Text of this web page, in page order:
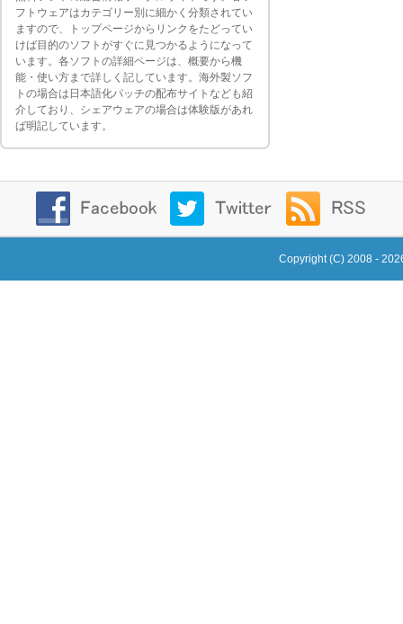
フトウェアはカテゴリー別に細かく分類されてい
ますので、トップページからリンクをたどってい
けば目的のソフトがすぐに見つかるようになって
います。各ソフトの詳細ページは、概要から機
能・使い方まで詳しく記しています。海外製ソフ
トの場合は日本語化パッチの配布サイトなども紹
介しており、シェアウェアの場合は体験版があれ
ば明記しています。
Copyright (C) 2008 -